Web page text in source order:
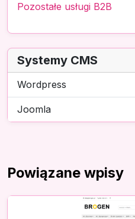
Pozostałe usługi B2B
Systemy CMS
Wordpress
Joomla
Powiązane wpisy